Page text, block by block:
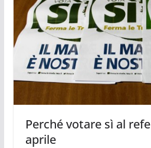
Perché votare sì al
aprile